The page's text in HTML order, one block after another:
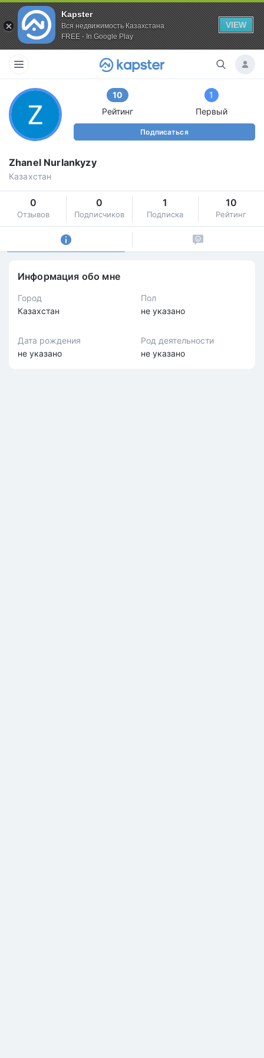
Kapster
Вся недвижимость Казахстана
FREE - In Google Play
VIEW
10
Рейтинг
1
Первый
Подписаться
Zhanel Nurlankyzy
Казахстан
0
Отзывов
0
Подписчиков
1
Подписка
10
Рейтинг
Информация обо мне
Город
Казахстан
Пол
не указано
Дата рождения
не указано
Род деятельности
не указано